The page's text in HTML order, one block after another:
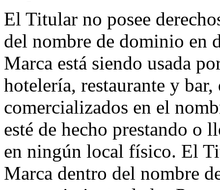
El Titular no posee
del nombre de dominio en
Marca está siendo usada
hotelería, restaurante y
comercializados en el
esté de hecho prestando o
en ningún local físico. El
Marca dentro del nombre